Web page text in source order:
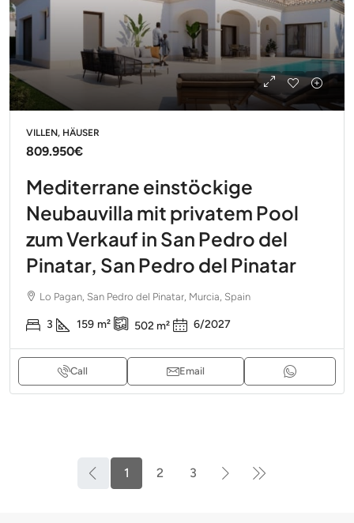
VILLEN, HÄUSER
809.950€
Mediterrane einstöckige
Neubauvilla mit privatem Pool
zum Verkauf in San Pedro del
Pinatar, San Pedro del Pinatar
Lo Pagan, San Pedro del Pinatar, Murcia, Spain
3 159 m² 502 m² 6/2027
Call Email
1 2 3